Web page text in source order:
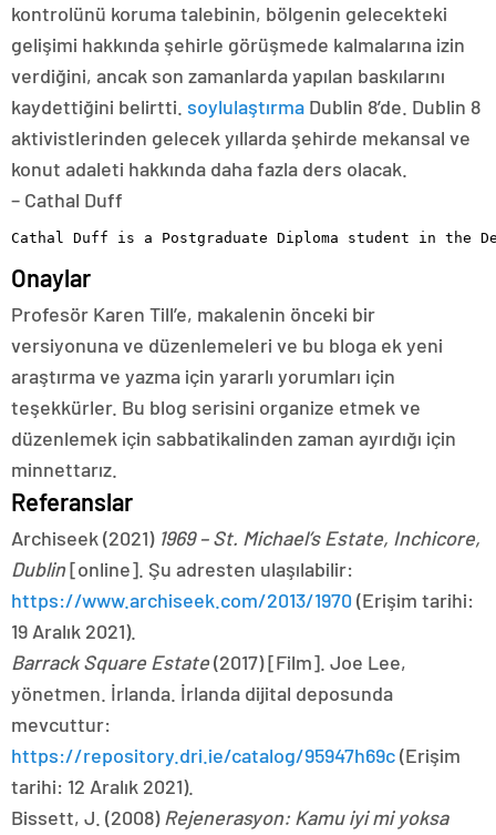
kontrolünü koruma talebinin, bölgenin gelecekteki
gelişimi hakkında şehirle görüşmede kalmalarına izin
verdiğini, ancak son zamanlarda yapılan baskılarını
kaydettiğini belirtti. soylulaştırma Dublin 8’de. Dublin 8
aktivistlerinden gelecek yıllarda şehirde mekansal ve
konut adaleti hakkında daha fazla ders olacak.
– Cathal Duff
Cathal Duff is a Postgraduate Diploma student in the
Onaylar
Profesör Karen Till’e, makalenin önceki bir
versiyonuna ve düzenlemeleri ve bu bloga ek yeni
araştırma ve yazma için yararlı yorumları için
teşekkürler. Bu blog serisini organize etmek ve
düzenlemek için sabbatikalinden zaman ayırdığı için
minnettarız.
Referanslar
Archiseek (2021) 1969 – St. Michael’s Estate, Inchicore,
Dublin[online]. Şu adresten ulaşılabilir:
https://www.archiseek.com/2013/1970 (Erişim tarihi:
19 Aralık 2021).
Barrack Square Estate(2017) [Film]. Joe Lee,
yönetmen. İrlanda. İrlanda dijital deposunda
mevcuttur:
https://repository.dri.ie/catalog/95947h69c(Erişim
tarihi: 12 Aralık 2021).
Bissett, J. (2008)Rejenerasyon: Kamu iyi mi yoksa